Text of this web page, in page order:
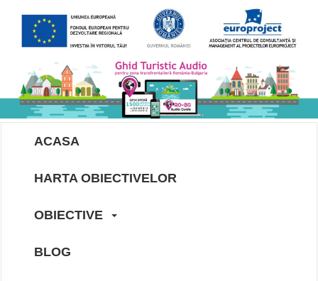
ACASA
HARTA OBIECTIVELOR
OBIECTIVE
BLOG